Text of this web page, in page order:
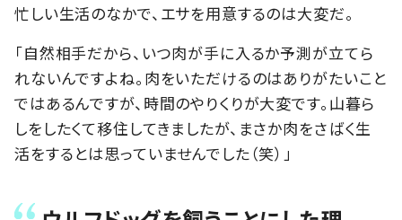
忙しい生活のなかで、エサを用意するのは大変だ。
「自然相手だから、いつ肉が手に入るか予測が立てら
れないんですよね。肉をいただけるのはありがたいこと
ではあるんですが、時間のやりくりが大変です。山暮ら
しをしたくて移住してきましたが、まさか肉をさばく生
活をするとは思っていませんでした（笑）」